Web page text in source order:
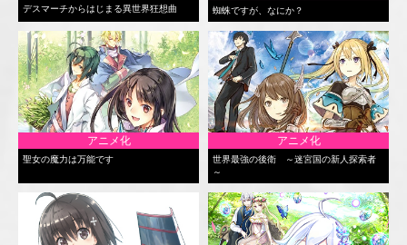
デスマーチからはじまる異世界狂想曲 蜘蛛ですが、なにか？
アニメ化
聖女の魔力は万能です
アニメ化
世界最強の後衛 ～迷宮国の新人探索者
～